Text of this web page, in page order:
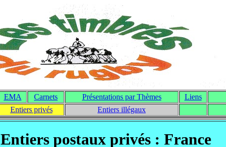
EMA Carnets Présentations par Thèmes Liens
Entiers privés Entiers illégaux
Entiers postaux privés : France